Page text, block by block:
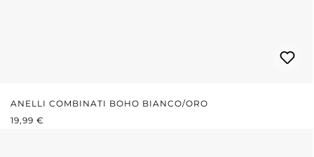
ANELLI COMBINATI BOHO BIANCO/ORO
PREZZO NORMALE:
19,99 €